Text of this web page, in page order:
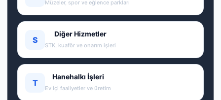
Müzeler, spor ve eğlence parkları
S
Diğer Hizmetler
STK, kuaför ve onarım işleri
T
Hanehalkı İşleri
Ev içi faaliyetler ve üretim